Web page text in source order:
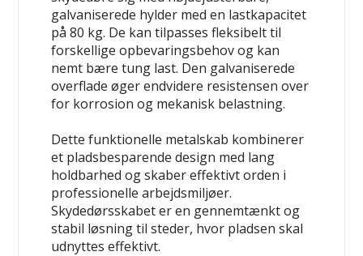
galvaniserede hylder med en lastkapacitet
på 80 kg. De kan tilpasses fleksibelt til
forskellige opbevaringsbehov og kan
nemt bære tung last. Den galvaniserede
overflade øger endvidere resistensen over
for korrosion og mekanisk belastning.
Dette funktionelle metalskab kombinerer
et pladsbesparende design med lang
holdbarhed og skaber effektivt orden i
professionelle arbejdsmiljøer.
Skydedørsskabet er en gennemtænkt og
stabil løsning til steder, hvor pladsen skal
udnyttes effektivt.